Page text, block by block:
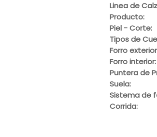
Linea de
Producto:
Piel -
Tipos de
Forro
Forro
Puntera de
Sistema de